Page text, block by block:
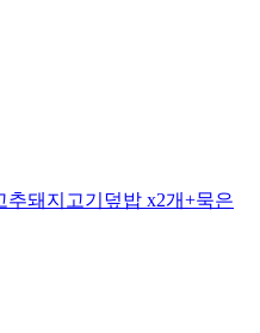
추돼지고기덮밥 x2개+묵은